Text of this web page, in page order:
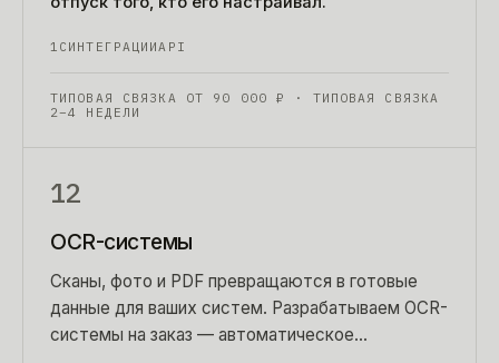
1С ИНТЕГРАЦИИAPI
ТИПОВАЯ СВЯЗКА ОТ 90 000 ₽
· ТИПОВАЯ СВЯЗКА
2–4 НЕДЕЛИ
12
OCR-системы
Сканы, фото и PDF превращаются в готовые
данные для ваших систем. Разрабатываем OCR-
системы на заказ — автоматическое